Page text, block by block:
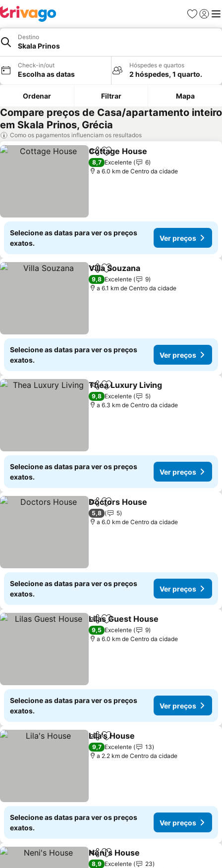
Favoritos
Iniciar
Destino
Skala Prinos
Check-in/out
Escolha as datas
Hóspedes e quartos
2 hóspedes, 1 quarto.
Ordenar Filtrar Mapa
Compare preços de Casa/apartamento inteiro
em Skala Prinos, Grécia
Como os pagamentos influenciam os resultados
PartilharAdicionar aos favoritos
Cottage House
8,7 Excelente
6
a 6.0 km de Centro da cidade
Selecione as datas para ver os preços
exatos.
Ver preços
PartilharAdicionar aos favoritos
Villa Souzana
9,8 Excelente
9
a 6.1 km de Centro da cidade
Selecione as datas para ver os preços
exatos.
Ver preços
PartilharAdicionar aos favoritos
Thea Luxury Living
9,8 Excelente
5
a 6.3 km de Centro da cidade
Selecione as datas para ver os preços
exatos.
Ver preços
PartilharAdicionar aos favoritos
Doctors House
5,8
5
a 6.0 km de Centro da cidade
Selecione as datas para ver os preços
exatos.
Ver preços
PartilharAdicionar aos favoritos
Lilas Guest House
9,5 Excelente
9
a 6.0 km de Centro da cidade
Selecione as datas para ver os preços
exatos.
Ver preços
PartilharAdicionar aos favoritos
Lila's House
9,7 Excelente
13
a 2.2 km de Centro da cidade
Selecione as datas para ver os preços
exatos.
Ver preços
PartilharAdicionar aos favoritos
Neni's House
8,9 Excelente
23